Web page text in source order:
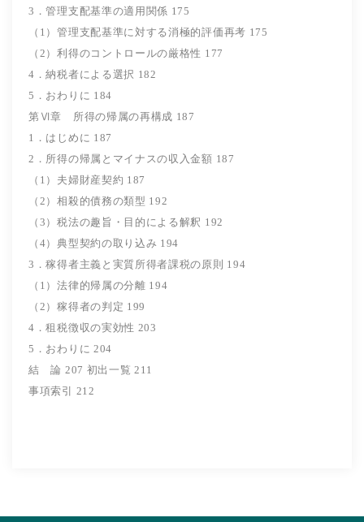
3．管理支配基準の適用関係 175
（1）管理支配基準に対する消極的評価再考 175
（2）利得のコントロールの厳格性 177
4．納税者による選択 182
5．おわりに 184
第Ⅵ章 所得の帰属の再構成 187
1．はじめに 187
2．所得の帰属とマイナスの収入金額 187
（1）夫婦財産契約 187
（2）相殺的債務の類型 192
（3）税法の趣旨・目的による解釈 192
（4）典型契約の取り込み 194
3．稼得者主義と実質所得者課税の原則 194
（1）法律的帰属の分離 194
（2）稼得者の判定 199
4．租税徴収の実効性 203
5．おわりに 204
結 論 207 初出一覧 211
事項索引 212